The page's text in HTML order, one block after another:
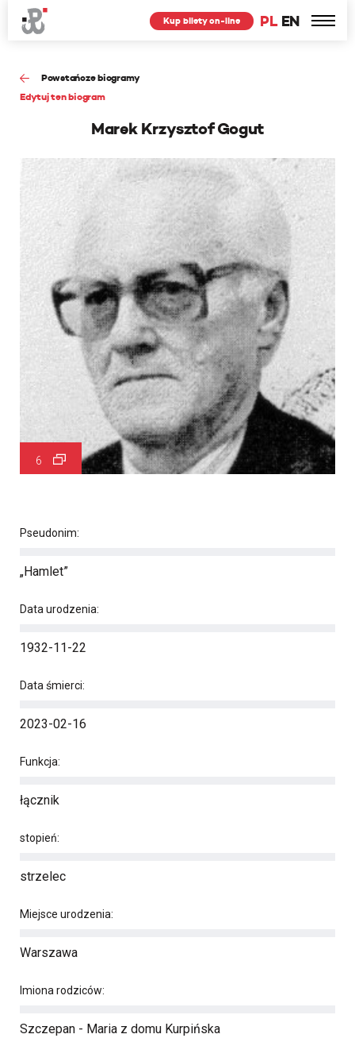
PL EN
Kup bilety on-line
Powstańcze biogramy
Edytuj ten biogram
Marek Krzysztof Gogut
6
Pseudonim:
„Hamlet”
Data urodzenia:
1932-11-22
Data śmierci:
2023-02-16
Funkcja:
łącznik
stopień:
strzelec
Miejsce urodzenia:
Warszawa
Imiona rodziców:
Szczepan - Maria z domu Kurpińska